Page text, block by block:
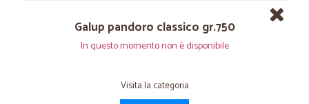
Galup pandoro classico gr.750
In questo momento non è disponibile
Visita la categoria